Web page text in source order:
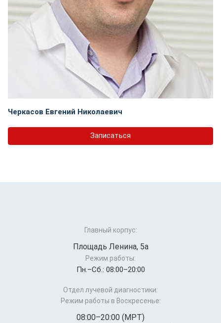
Черкасов Евгений Николаевич
Записаться
Главный корпус:
Площадь Ленина, 5а
Режим работы:
Пн.–Cб.: 08:00–20:00
Отдел лучевой диагностики:
Режим работы в Воскресенье:
08:00–20:00 (МРТ)